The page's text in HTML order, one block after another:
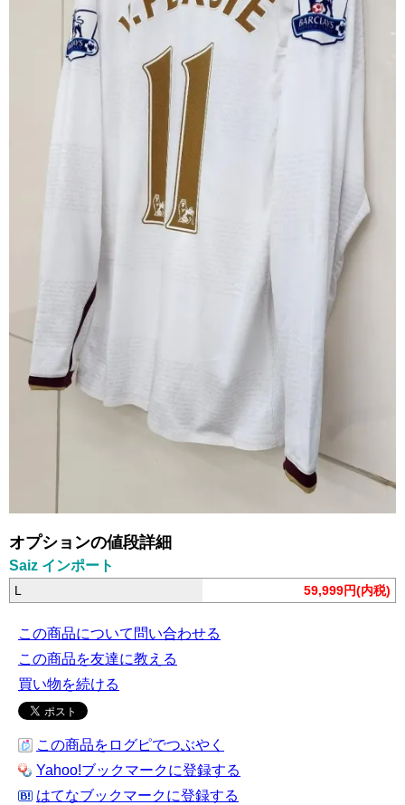
オプションの値段詳細
Saiz インポート
L 59,999円(内税)
この商品について問い合わせる
この商品を友達に教える
買い物を続ける
この商品をログピでつぶやく
Yahoo!ブックマークに登録する
はてなブックマークに登録する